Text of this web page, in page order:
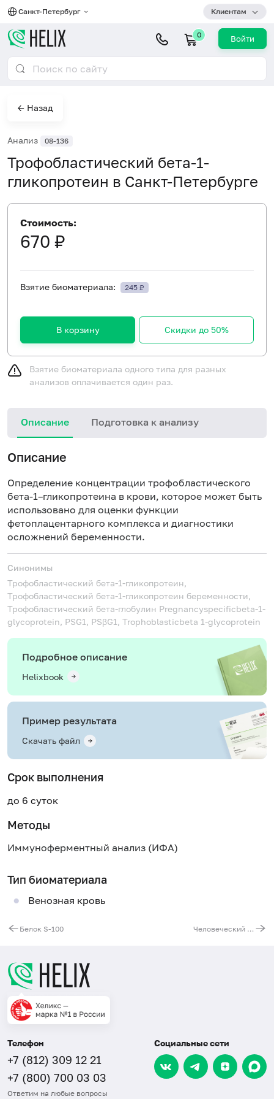
Санкт-Петербург Клиентам
0 Войти
← Назад
Анализ 08-136
Трофобластический бета-1-
гликопротеин в Санкт-Петербурге
Стоимость:
670 ₽
Взятие биоматериала: 245 ₽
В корзину Скидки до 50%
Взятие биоматериала одного типа для разных
анализов оплачивается один раз.
Описание Подготовка к анализу
Описание
Определение концентрации трофобластического
бета-1–гликопротеина в крови, которое может быть
использовано для оценки функции
фетоплацентарного комплекса и диагностики
осложнений беременности.
Синонимы
Трофобластический бета-1-гликопротеин,
Трофобластический бета-1-гликопротеин беременности,
Трофобластический бета-глобулин Pregnancyspecificbeta-1-
glycoprotein, PSG1, PSβG1, Trophoblasticbeta 1-glycoprotein
Подробное описание
Helixbook
Пример результата
Скачать файл
Срок выполнения
до 6 суток
Методы
Иммуноферментный анализ (ИФА)
Тип биоматериала
Венозная кровь
Белок S-100 Человеческий эпидидимальный протеин 4 (HE4)
Телефон
+7 (812) 309 12 21
+7 (800) 700 03 03
Ответим на любые вопросы
Социальные сети